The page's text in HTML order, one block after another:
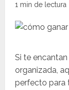
1 min de lectura
Si te
organizada,
perfecto para